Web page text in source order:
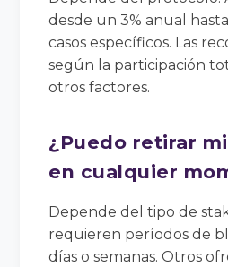
desde un 3% anual
casos específicos. Las
según la participación
otros factores.
¿Puedo retirar
en cualquier
Depende del tipo de
requieren períodos de
días o semanas. Otros